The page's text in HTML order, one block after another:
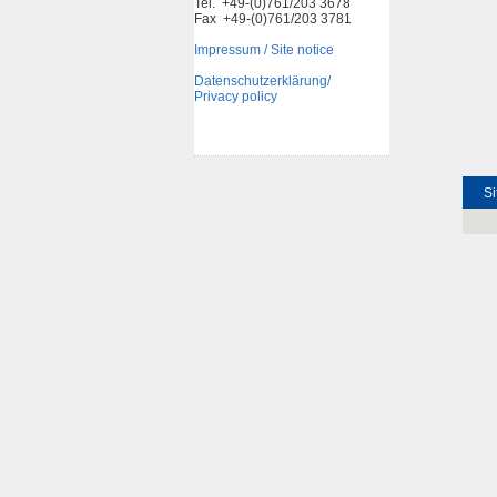
Tel. +49-(0)761/203 3678
Fax +49-(0)761/203 3781
Impressum / Site notice
Datenschutzerklärung/
Privacy policy